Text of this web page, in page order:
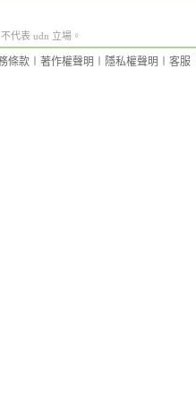
代表 udn 立場。
條款 著作權聲明 隱私權聲明 客服